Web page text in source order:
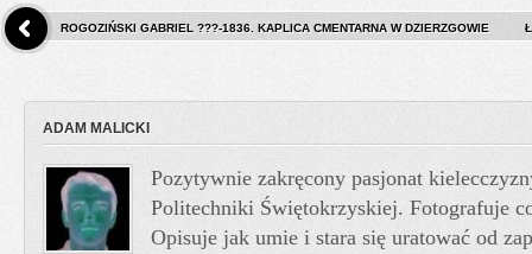
ROGOZIŃSKI GABRIEL ???-1836. KAPLICA CMENTARNA W DZIERZGOWIE
ADAM MALICKI
Pozytywnie zakręcony pasjonat
Politechniki Świętokrzyskiej. Fotografuje
Opisuje jak umie i stara się uratować od